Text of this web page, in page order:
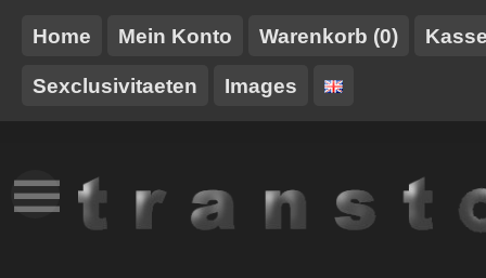
Home Mein Konto Warenkorb (0)
Sexclusivitaeten Images
NEUES
TT-
TRANSTOY
GURTE/HARNESSE